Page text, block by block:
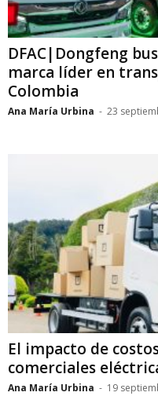
DFAC|Dongfeng
marca líder en
Colombia
Ana María Urbina - 23
El impacto de
comerciales
Ana María Urbina - 19